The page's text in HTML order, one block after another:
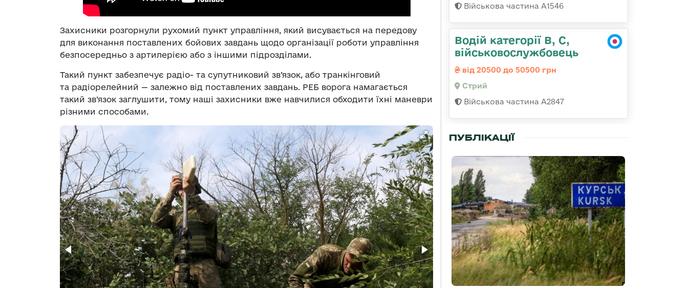
Захисники розгорнули рухомий пункт управління, який висувається на передову
для виконання поставлених бойових завдань щодо організації роботи управління
безпосередньо з артилерією або з іншими підрозділами.
Такий пункт забезпечує радіо- та супутниковий зв’язок, або транкінговий
та радіорелейний — залежно від поставлених завдань. РЕБ ворога намагається
такий зв’язок заглушити, тому наші захисники вже навчилися обходити їхні маневри
різними способами.
Військова частина А1546
Водій категорії B, C,
військовослужбовець
від 20500 до 50500 грн
Стрий
Військова частина А2847
ПУБЛІКАЦІЇ